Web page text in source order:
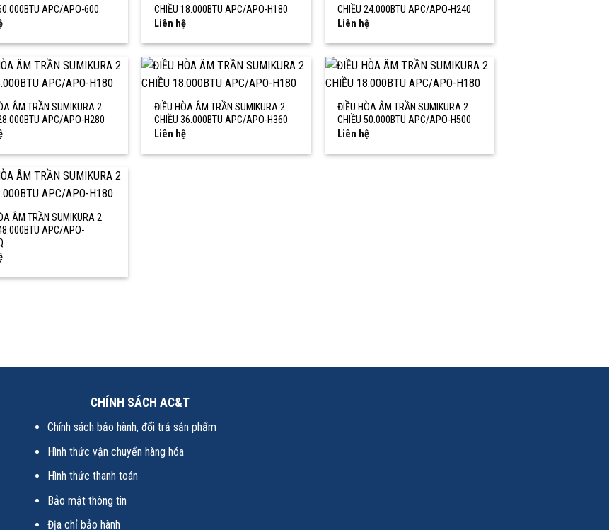
APC/APO-600
CHIỀU 18.000BTU APC/APO-H180
Liên hệ
CHIỀU 24.000BTU APC/APO-H240
Liên hệ
ÂM TRẦN SUMIKURA 2
APC/APO-H280
ĐIỀU HÒA ÂM TRẦN SUMIKURA 2
CHIỀU 36.000BTU APC/APO-H360
Liên hệ
ĐIỀU HÒA ÂM TRẦN SUMIKURA 2
CHIỀU 50.000BTU APC/APO-H500
Liên hệ
ÂM TRẦN SUMIKURA 2
APC/APO-
CHÍNH SÁCH AC&T
Chính sách bảo hành, đổi trả sản phẩm
Hình thức vận chuyển hàng hóa
Hình thức thanh toán
Bảo mật thông tin
Địa chỉ bảo hành